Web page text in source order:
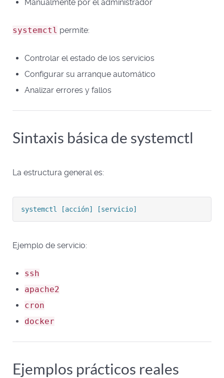
Manualmente por el administrador
systemctl permite:
Controlar el estado de los servicios
Configurar su arranque automático
Analizar errores y fallos
Sintaxis básica de systemctl
La estructura general es:
systemctl [acción] [servicio]
Ejemplo de servicio:
ssh
apache2
cron
docker
Ejemplos prácticos reales